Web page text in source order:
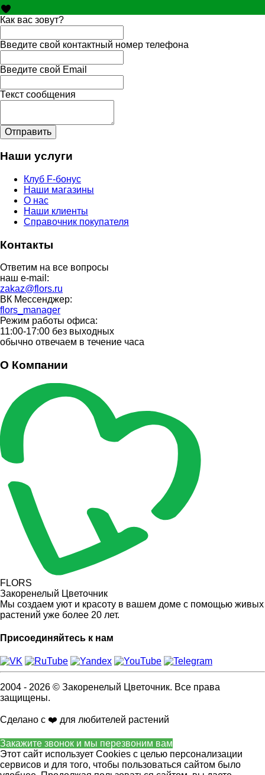
Как вас зовут?
Введите свой контактный номер телефона
Введите свой Email
Текст сообщения
Отправить
Наши услуги
Клуб F-бонус
Наши магазины
О нас
Наши клиенты
Справочник покупателя
Контакты
Ответим на все вопросы
наш e-mail:
zakaz@flors.ru
ВК Мессенджер:
flors_manager
Режим работы офиса:
11:00-17:00 без выходных
обычно отвечаем в течение часа
О Компании
FLORS
Закоренелый Цветочник
Мы создаем уют и красоту в вашем доме с помощью живых
растений уже более 20 лет.
Присоединяйтесь к нам
2004 - 2026 © Закоренелый Цветочник. Все права
защищены.
Сделано с ❤️ для любителей растений
Закажите звонок и мы перезвоним вам
Этот сайт использует Cookies с целью персонализации
сервисов и для того, чтобы пользоваться сайтом было